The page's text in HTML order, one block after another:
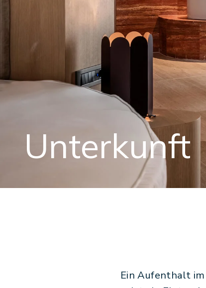
Unterkunft
Ein Aufenthalt